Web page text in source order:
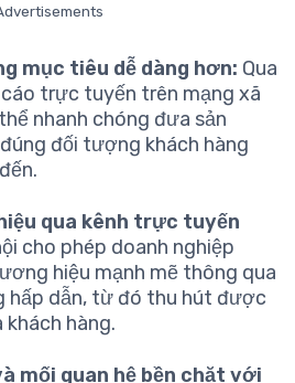
mục tiêu dễ dàng hơn: Qua
trực tuyến trên mạng xã
nhanh chóng đưa sản
đối tượng khách hàng
qua kênh trực tuyến
cho phép doanh nghiệp
hiệu mạnh mẽ thông qua
hấp dẫn, từ đó thu hút được
hàng.
mối quan hệ bền chặt với